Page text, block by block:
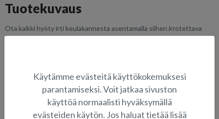
Tuotekuvaus
Ota kaikki hyöty irti keulakannesta asentamalla siihen irrotettava
aurinkopatjasto sekä turvallisuutta lisäävät sivukaiteet.
SOVELTUVUUS
KUVAGALLERIA
Käytämme evästeitä käyttökokemuksesi
parantamiseksi. Voit jatkaa sivuston
käyttöä normaalisti hyväksymällä
evästeiden käytön. Jos haluat tietää lisää